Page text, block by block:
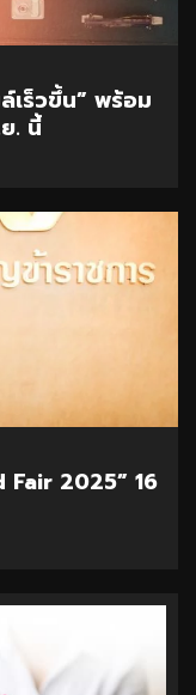
เร็วขึ้น” พร้อม
. นี้
Fair 2025” 16